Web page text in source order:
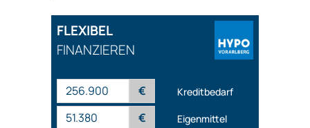
FLEXIBEL
FINANZIEREN
€ Kreditbedarf
€
Eigenmittel